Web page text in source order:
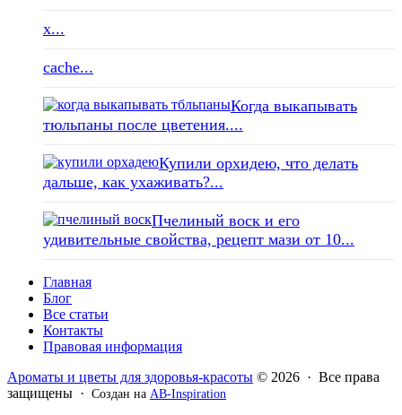
x...
cache...
Когда выкапывать
тюльпаны после цветения....
Купили орхидею, что делать
дальше, как ухаживать?...
Пчелиный воск и его
удивительные свойства, рецепт мази от 10...
Главная
Блог
Все статьи
Контакты
Правовая информация
Ароматы и цветы для здоровья-красоты © 2026 · Все права
защищены · Создан на AB-Inspiration